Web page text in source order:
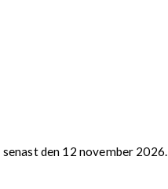
den 12 november 2026.